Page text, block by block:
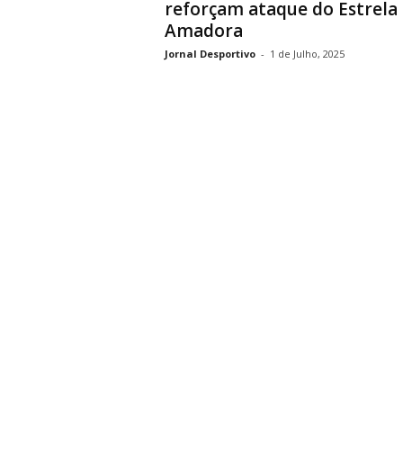
reforçam ataque do Estrela
Amadora
Jornal Desportivo - 1 de Julho, 2025